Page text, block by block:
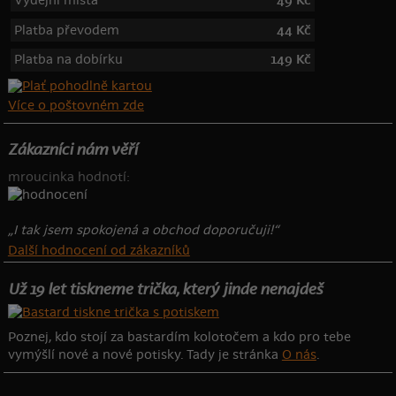
Platba převodem
44 Kč
Platba na dobírku
149 Kč
Více o poštovném zde
Zákazníci nám věří
mroucinka hodnotí:
„I tak jsem spokojená a obchod doporučuji!“
Další hodnocení od zákazníků
Už 19 let tiskneme trička, který jinde nenajdeš
Poznej, kdo stojí za bastardím kolotočem a kdo pro tebe
vymýšlí nové a nové potisky. Tady je stránka O nás.